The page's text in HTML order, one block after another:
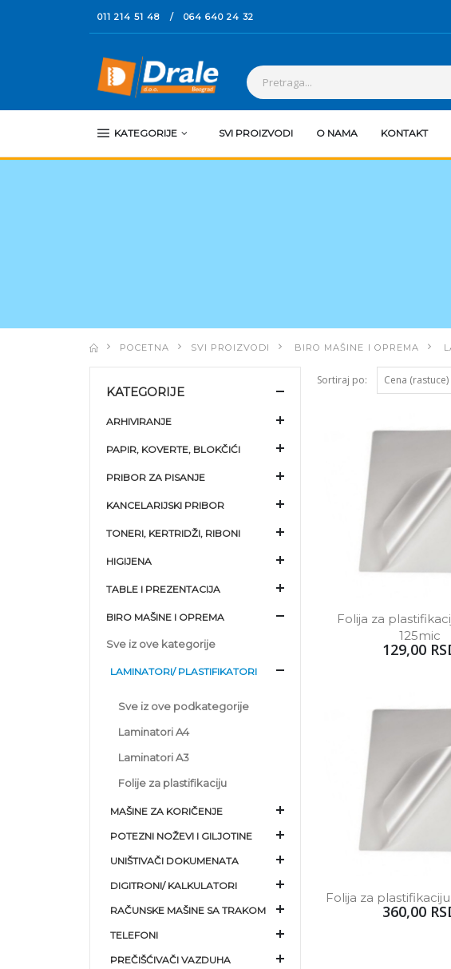
011 214 51 48 / 064 640 24 32
KATEGORIJE SVI PROIZVODI O NAMA KONTAKT
POCETNA SVI PROIZVODI BIRO MAŠINE I OPREMA
KATEGORIJE
ARHIVIRANJE
PAPIR, KOVERTE, BLOKČIĆI
PRIBOR ZA PISANJE
KANCELARIJSKI PRIBOR
TONERI, KERTRIDŽI, RIBONI
HIGIJENA
TABLE I PREZENTACIJA
BIRO MAŠINE I OPREMA
Sve iz ove kategorije
LAMINATORI/ PLASTIFIKATORI
Sve iz ove podkategorije
Laminatori A4
Laminatori A3
Folije za plastifikaciju
MAŠINE ZA KORIČENJE
POTEZNI NOŽEVI I GILJOTINE
UNIŠTIVAČI DOKUMENATA
DIGITRONI/ KALKULATORI
RAČUNSKE MAŠINE SA TRAKOM
TELEFONI
PREČIŠĆIVAČI VAZDUHA
Sortiraj po:
Folija za
125mic
129,00
Folija za
360,00